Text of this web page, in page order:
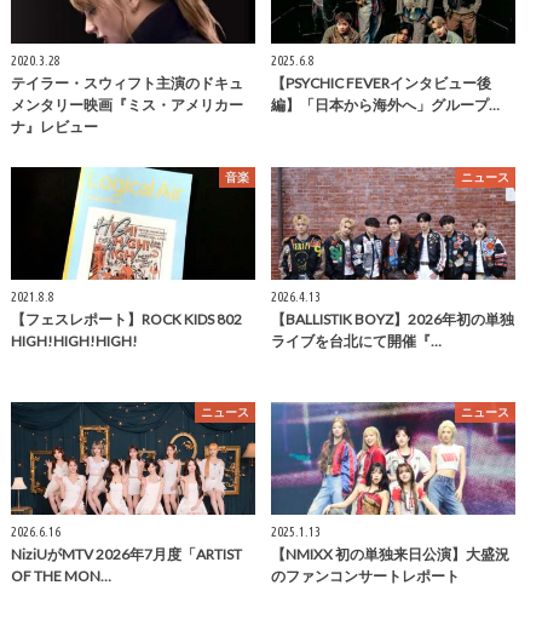
2020.3.28
テイラー・スウィフト主演のドキュ
メンタリー映画『ミス・アメリカー
ナ』レビュー
2025.6.8
【PSYCHIC FEVERインタビュー後
編】「日本から海外へ」グループ…
音楽
2021.8.8
【フェスレポート】ROCK KIDS 802
HIGH!HIGH!HIGH!
ニュース
2026.4.13
【BALLISTIK BOYZ】2026年初の単独
ライブを台北にて開催『…
ニュース
2026.6.16
NiziUがMTV 2026年7月度「ARTIST
OF THE MON…
ニュース
2025.1.13
【NMIXX 初の単独来日公演】大盛況
のファンコンサートレポート